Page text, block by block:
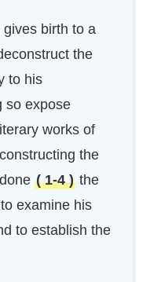
birth to a
the
to his
so expose
works of
the
( 1-4 )the
examine his
to establish the